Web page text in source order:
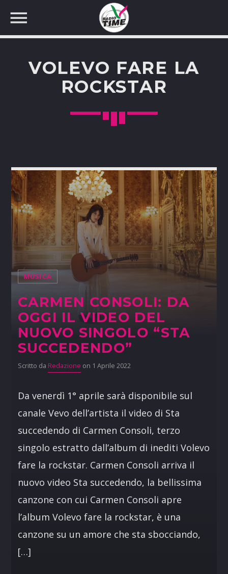
CERCA NEL SITO WEB:
VOLEVO FARE LA
ROCKSTAR
MUSICA
CARMEN CONSOLI: DA
OGGI IL VIDEO DEL
NUOVO SINGOLO “STA
SUCCEDENDO”
Scritto da Redazione on 1 Aprile 2022
Da venerdì 1° aprile sarà disponibile sul
canale Vevo dell’artista il video di Sta
succedendo di Carmen Consoli, terzo
singolo estratto dall’album di inediti Volevo
fare la rockstar. Carmen Consoli arriva il
nuovo video Sta succedendo, la bellissima
canzone con cui Carmen Consoli apre
l’album Volevo fare la rockstar, è una
canzone su un amore che sta sbocciando,
[…]